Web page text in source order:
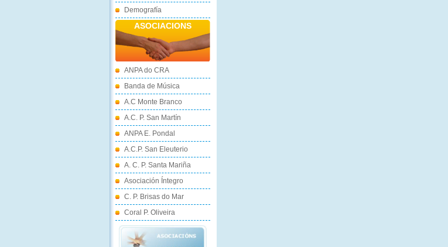
Demografía
ASOCIACIONS
ANPA do CRA
Banda de Música
A.C Monte Branco
A.C. P. San Martín
ANPA E. Pondal
A.C.P. San Eleuterio
A. C. P. Santa Mariña
Asociación Íntegro
C. P. Brisas do Mar
Coral P. Oliveira